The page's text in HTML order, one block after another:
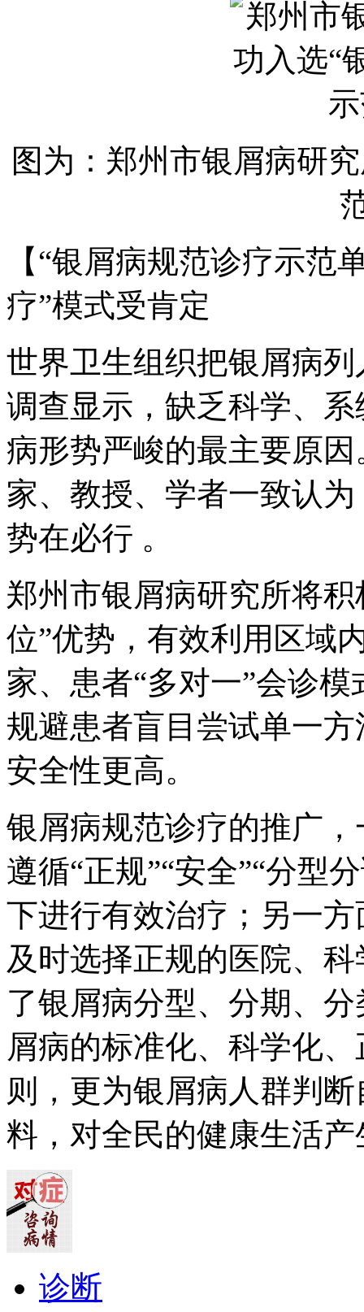
图为：郑州市银屑病研
【“银屑病规范诊疗示范
疗”模式受肯定
世界卫生组织把银屑病
调查显示，缺乏科学、
病形势严峻的最主要原
家、教授、学者一致认
势在必行 。
郑州市银屑病研究所将
位”优势，有效利用区域
家、患者“多对一”会诊
规避患者盲目尝试单一
安全性更高。
银屑病规范诊疗的推广
遵循“正规”“安全”“分型
下进行有效治疗；另一
及时选择正规的医院、
了银屑病分型、分期、
屑病的标准化、科学化
则，更为银屑病人群判
料，对全民的健康生活
诊断